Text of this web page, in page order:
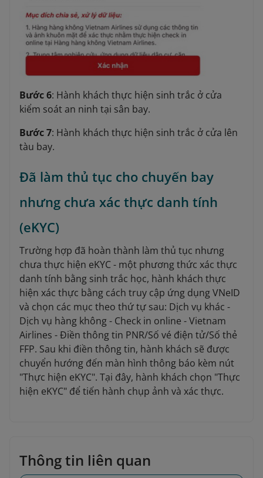
Bước 6: Hành khách thực hiện sinh trắc ở cửa
kiểm soát an ninh tại sân bay.
Bước 7: Hành khách thực hiện sinh trắc ở cửa lên
tàu bay.
Đã làm thủ tục cho chuyến bay
nhưng chưa xác thực danh tính
(eKYC)
Trường hợp đã hoàn thành làm thủ tục nhưng
chưa thực hiện eKYC - một phương thức xác thực
danh tính bằng sinh trắc học, hành khách thực
hiện xác thực bằng cách truy cập ứng dụng VNeID
và chọn các mục theo thứ tự sau: Dịch vụ khác -
Dịch vụ hàng không - Check in online - Vietnam
Airlines - Điền thông tin PNR/Số vé điện tử/Số thẻ
FFP. Sau khi điền thông tin, hành khách sẽ được
chuyển hướng đến màn hình thông báo kèm nút
"Thực hiện eKYC". Tại đây, hành khách chọn "Thực
hiện eKYC" để tiến hành chụp ảnh và xác thực.
Thông tin liên quan